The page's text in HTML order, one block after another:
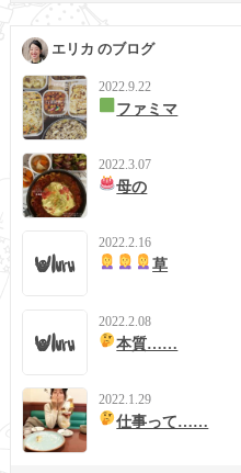
エリカ のブログ
2022.9.22
ファミマ
2022.3.07
母の
2022.2.16
草
2022.2.08
本質……
2022.1.29
仕事って……